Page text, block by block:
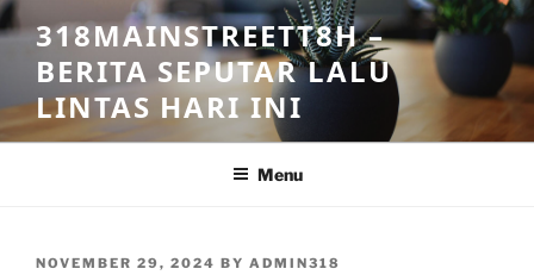
Skip
to
content
318MAINSTREETT8H –
BERITA SEPUTAR LALU
LINTAS HARI INI
Menu
POSTED
NOVEMBER 29, 2024 BY ADMIN318